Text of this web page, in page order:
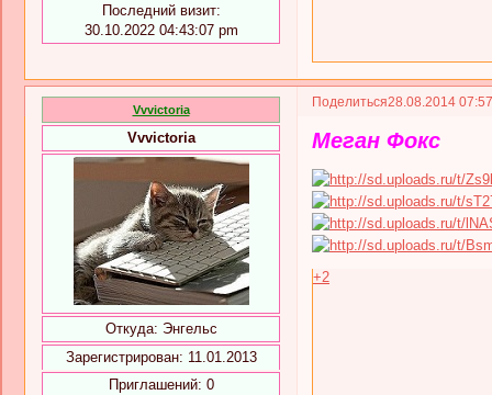
Последний визит:
30.10.2022 04:43:07 pm
Поделиться28.08.2014
Vvvictoria
Vvvictoria
Откуда: Энгельс
Зарегистрирован: 11.01.2013
Приглашений: 0
Меган Фокс
+2